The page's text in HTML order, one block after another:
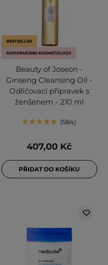
BESTSELLER
DOPORUČENO KOSMETOLOGY
Beauty of Joseon -
Ginseng Cleansing Oil -
Odličovací přípravek s
ženšenem - 210 ml
584
407,00 Kč
PŘIDAT DO KOŠÍKU